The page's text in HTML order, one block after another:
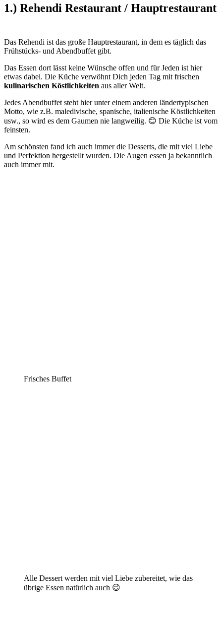
1.) Rehendi Restaurant / Hauptrestaurant
Das Rehendi ist das große Hauptrestaurant, in dem es täglich das
Frühstücks- und Abendbuffet gibt.
Das Essen dort lässt keine Wünsche offen und für Jeden ist hier
etwas dabei. Die Küche verwöhnt Dich jeden Tag mit frischen
kulinarischen Köstlichkeiten aus aller Welt.
Jedes Abendbuffet steht hier unter einem anderen ländertypischen
Motto, wie z.B. maledivische, spanische, italienische Köstlichkeiten
usw., so wird es dem Gaumen nie langweilig. 😊 Die Küche ist vom
feinsten.
Am schönsten fand ich auch immer die Desserts, die mit viel Liebe
und Perfektion hergestellt wurden. Die Augen essen ja bekanntlich
auch immer mit.
Frisches Buffet
Alle Dessert werden mit viel Liebe zubereitet, wie das
übrige Essen natürlich auch 😉